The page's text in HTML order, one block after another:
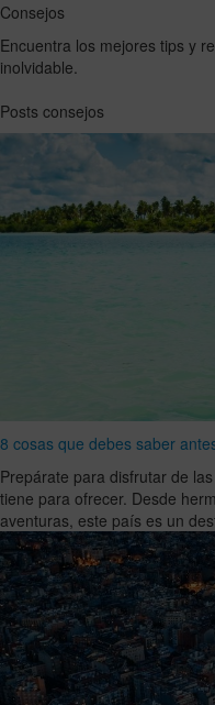
Consejos
Encuentra los mejores tips y
inolvidable.
Posts consejos
8 cosas que debes saber
Prepárate para disfrutar de
tiene para ofrecer. Desde
aventuras, este país es un